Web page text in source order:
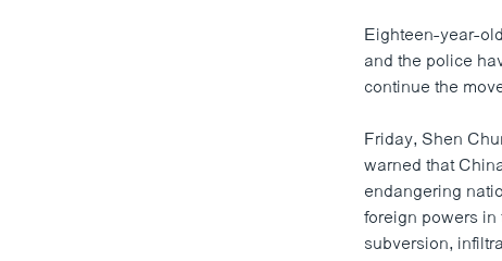
Eighteen-year-
and the police
continue the
Friday, Shen
warned that
endangering
foreign powers
subversion,